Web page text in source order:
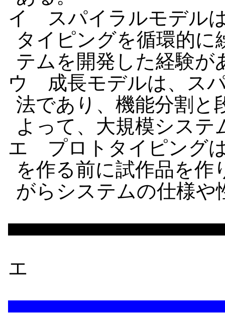
イ スパイラルモデル
タイピングを循環的
テムを開発した経験が
ウ 成長モデルは、ス
法であり、機能分割と
よって、大規模システ
エ プロトタイピング
を作る前に試作品を作
がらシステムの仕様や
エ